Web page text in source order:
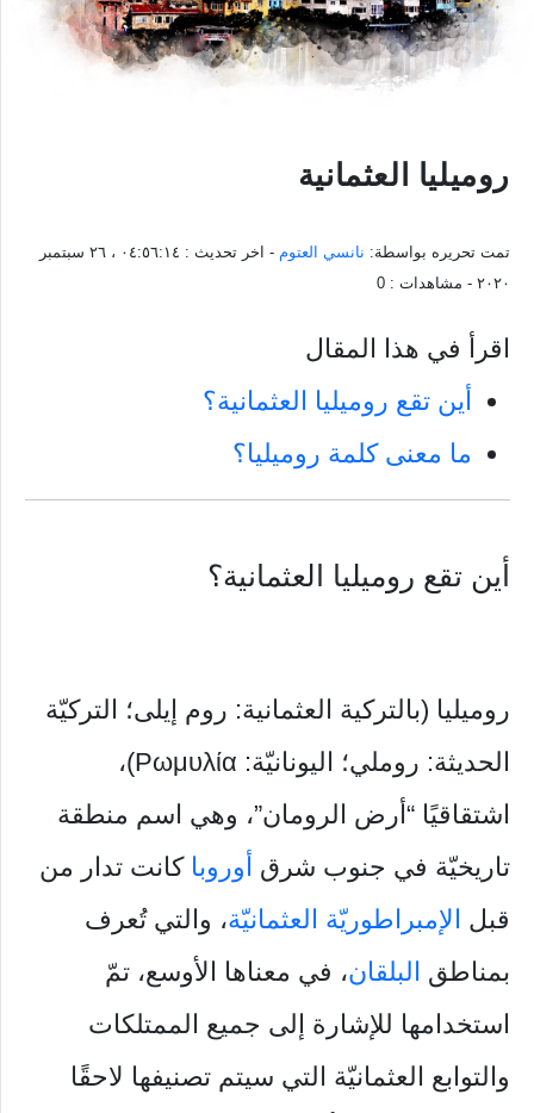
روميليا العثمانية
تمت تحريره بواسطة: نانسي العتوم - اخر تحديث :
٠٤:٥٦:١٤ ، ٢٦ سبتمبر
٢٠٢٠ - مشاهدات : 0
اقرأ في هذا المقال
أين تقع روميليا العثمانية؟
ما معنى كلمة روميليا؟
أين تقع روميليا العثمانية؟
روميليا (بالتركية العثمانية: روم إيلى؛ التركيّة
الحديثة: روملي؛ اليونانيّة: Ρωμυλία)،
اشتقاقيًا “أرض الرومان”، وهي اسم منطقة
تاريخيّة في جنوب شرق أوروبا كانت تدار من
قبل الإمبراطوريّة العثمانيّة، والتي تُعرف
بمناطق البلقان، في معناها الأوسع، تمّ
استخدامها للإشارة إلى جميع الممتلكات
والتوابع العثمانيّة التي سيتم تصنيفها لاحقًا